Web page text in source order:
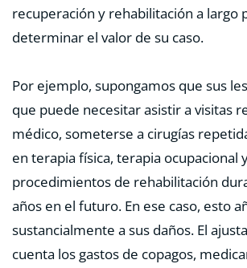
recuperación y rehabilitación a largo
determinar el valor de su caso.
Por ejemplo, supongamos que sus
que puede necesitar asistir a visitas
médico, someterse a cirugías
en terapia física, terapia ocupacional
procedimientos de rehabilitación
años en el futuro. En ese caso, esto
sustancialmente a sus daños. El
cuenta los gastos de copagos,